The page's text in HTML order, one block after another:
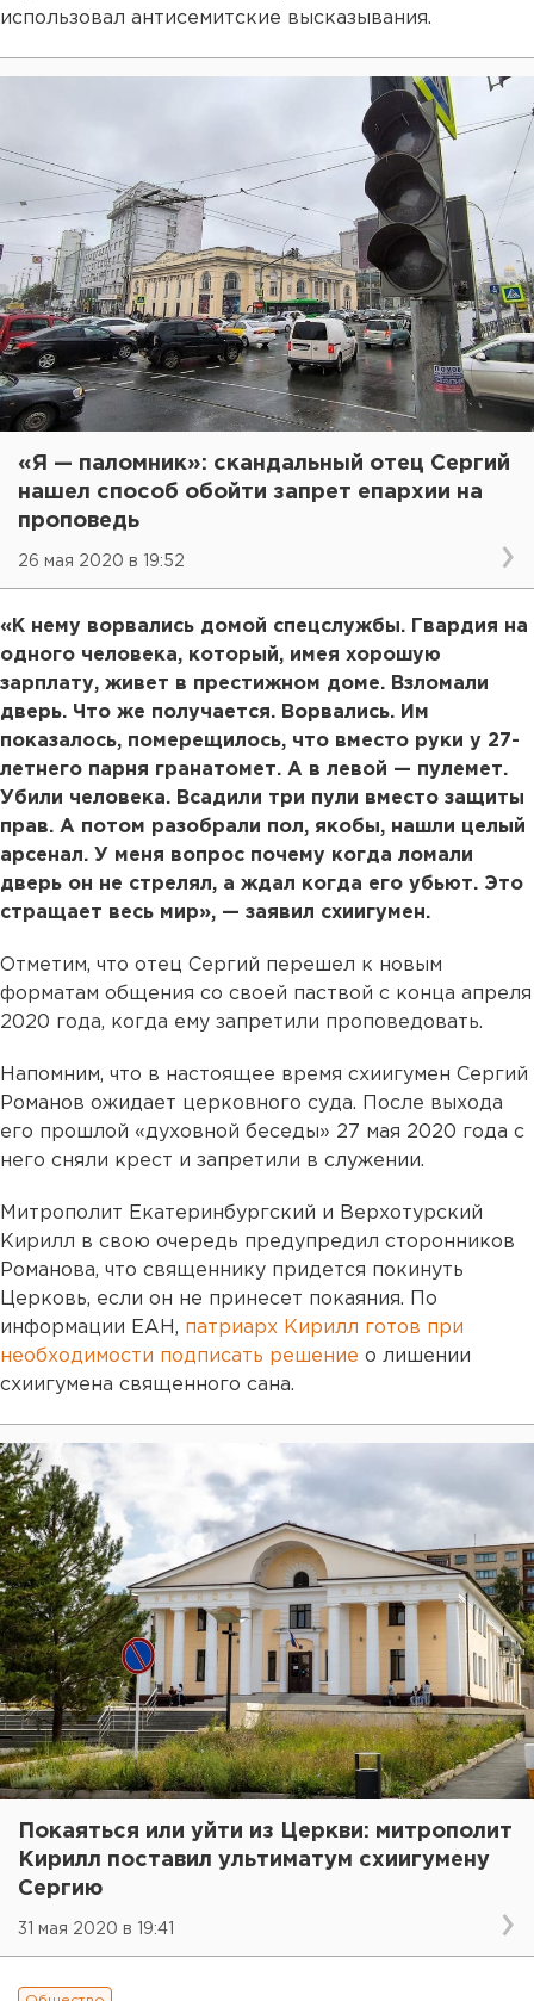
использовал антисемитские высказывания.
«Я — паломник»: скандальный отец Сергий
нашел способ обойти запрет епархии на
проповедь
26 мая 2020 в 19:52
«К нему ворвались домой спецслужбы. Гвардия на
одного человека, который, имея хорошую
зарплату, живет в престижном доме. Взломали
дверь. Что же получается. Ворвались. Им
показалось, померещилось, что вместо руки у 27-
летнего парня гранатомет. А в левой — пулемет.
Убили человека. Всадили три пули вместо защиты
прав. А потом разобрали пол, якобы, нашли целый
арсенал. У меня вопрос почему когда ломали
дверь он не стрелял, а ждал когда его убьют. Это
стращает весь мир», — заявил схиигумен.
Отметим, что отец Сергий перешел к новым
форматам общения со своей паствой с конца апреля
2020 года, когда ему запретили проповедовать.
Напомним, что в настоящее время схиигумен Сергий
Романов ожидает церковного суда. После выхода
его прошлой «духовной беседы» 27 мая 2020 года с
него сняли крест и запретили в служении.
Митрополит Екатеринбургский и Верхотурский
Кирилл в свою очередь предупредил сторонников
Романова, что священнику придется покинуть
Церковь, если он не принесет покаяния. По
информации ЕАН, патриарх Кирилл готов при
необходимости подписать решение о лишении
схиигумена священного сана.
Покаяться или уйти из Церкви: митрополит
Кирилл поставил ультиматум схиигумену
Сергию
31 мая 2020 в 19:41